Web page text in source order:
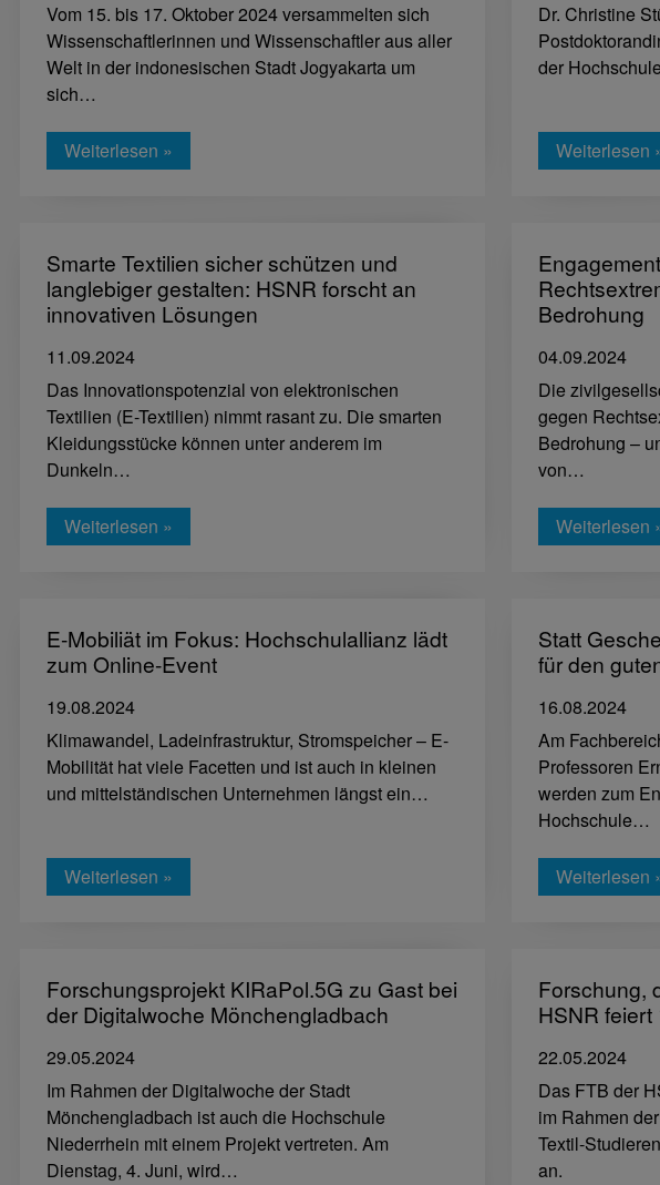
Vom 15. bis 17. Oktober 2024 versammelten sich
Wissenschaftlerinnen und Wissenschaftler aus aller
Welt in der indonesischen Stadt Jogyakarta um
sich…
Weiterlesen »
Dr. Christine
der
Weiterlesen
Smarte Textilien sicher schützen und
langlebiger gestalten: HSNR forscht an
innovativen Lösungen
11.09.2024
Das Innovationspotenzial von elektronischen
Textilien (E-Textilien) nimmt rasant zu. Die smarten
Kleidungsstücke können unter anderem im
Dunkeln…
Weiterlesen »
Bedrohung
04.09.2024
Die
gegen
Bedrohung –
von…
Weiterlesen
E-Mobiliät im Fokus: Hochschulallianz lädt
zum Online-Event
19.08.2024
Klimawandel, Ladeinfrastruktur, Stromspeicher – E-
Mobilität hat viele Facetten und ist auch in kleinen
und mittelständischen Unternehmen längst ein…
Weiterlesen »
Statt
für den
16.08.2024
Am
Professoren
werden zum
Hochschule…
Weiterlesen
Forschungsprojekt KIRaPol.5G zu Gast bei
der Digitalwoche Mönchengladbach
29.05.2024
Im Rahmen der Digitalwoche der Stadt
Mönchengladbach ist auch die Hochschule
Niederrhein mit einem Projekt vertreten. Am
Dienstag, 4. Juni, wird…
Forschung,
HSNR
22.05.2024
Das FTB der
im Rahmen
Textil-
an.